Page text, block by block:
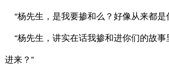
“杨先生，是我要掺和么？好像从来都是
“杨先生，讲实在话我掺和进你们的故事
进来？”